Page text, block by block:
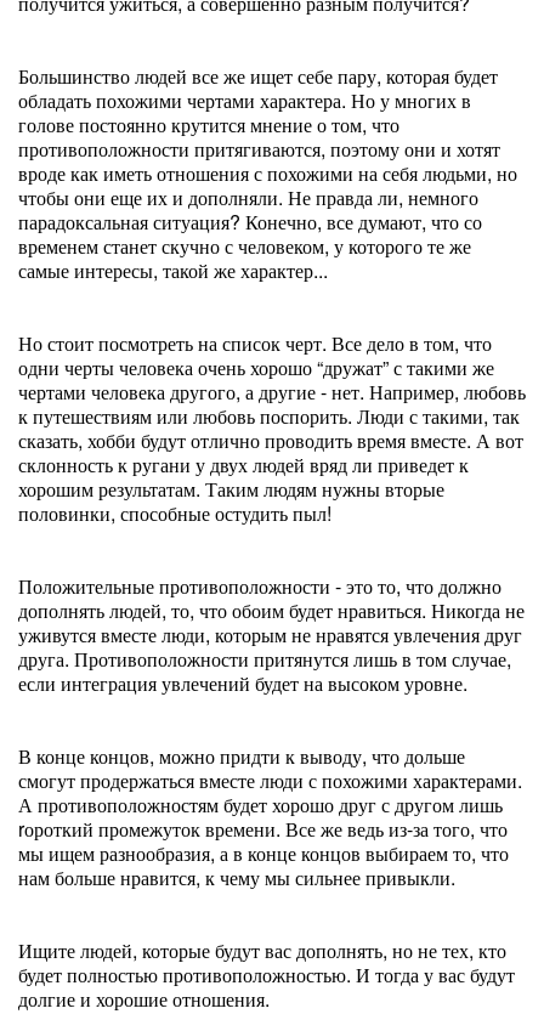
Большинство людей все же ищет себе пару, которая будет
обладать похожими чертами характера. Но у многих в
голове постоянно крутится мнение о том, что
противоположности притягиваются, поэтому они и хотят
вроде как иметь отношения с похожими на себя людьми, но
чтобы они еще их и дополняли. Не правда ли, немного
парадоксальная ситуация? Конечно, все думают, что со
временем станет скучно с человеком, у которого те же
самые интересы, такой же характер...
Но стоит посмотреть на список черт. Все дело в том, что
одни черты человека очень хорошо “дружат” с такими же
чертами человека другого, а другие - нет. Например, любовь
к путешествиям или любовь поспорить. Люди с такими, так
сказать, хобби будут отлично проводить время вместе. А вот
склонность к ругани у двух людей вряд ли приведет к
хорошим результатам. Таким людям нужны вторые
половинки, способные остудить пыл!
Положительные противоположности - это то, что должно
дополнять людей, то, что обоим будет нравиться. Никогда не
уживутся вместе люди, которым не нравятся увлечения друг
друга. Противоположности притянутся лишь в том случае,
если интеграция увлечений будет на высоком уровне.
В конце концов, можно придти к выводу, что дольше
смогут продержаться вместе люди с похожими характерами.
А противоположностям будет хорошо друг с другом лишь
rороткий промежуток времени. Все же ведь из-за того, что
мы ищем разнообразия, а в конце концов выбираем то, что
нам больше нравится, к чему мы сильнее привыкли.
Ищите людей, которые будут вас дополнять, но не тех, кто
будет полностью противоположностью. И тогда у вас будут
долгие и хорошие отношения.